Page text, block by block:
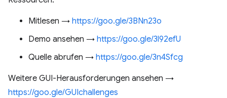
Mitlesen → https://goo.gle/3BNn23o
Demo ansehen → https://goo.gle/3l92efU
Quelle abrufen → https://goo.gle/3n4Sfcg
Weitere GUI-Herausforderungen ansehen →
https://goo.gle/GUIchallenges